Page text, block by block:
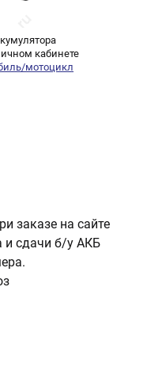
кабинете
мотоцикл
заказе на сайте
и сдачи б/у АКБ